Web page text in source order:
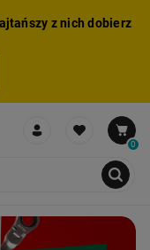
z nich dobierz
0
DO KOSZYKA